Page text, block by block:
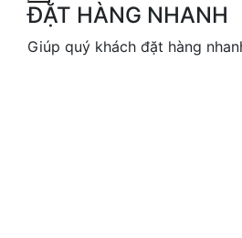
ĐẶT HÀNG NHANH
Giúp quý khách đặt hàng